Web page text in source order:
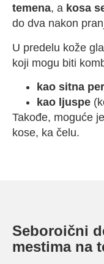
temena, a kosa
do dva nakon
U predelu kože
koji mogu biti
kao sitna
kao ljuspe
Takođe, moguće
kose, ka čelu.
Seboroični
mestima na